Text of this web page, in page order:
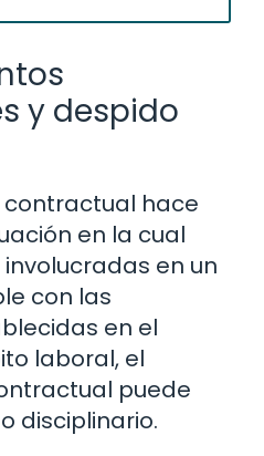
y despido
contractual hace
en la cual
en un
con las
en el
laboral, el
puede
disciplinario.